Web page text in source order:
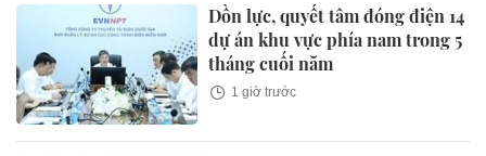
Dồn lực, quyết tâm đóng điện 14
dự án khu vực phía nam trong 5
tháng cuối năm
1 giờ trước